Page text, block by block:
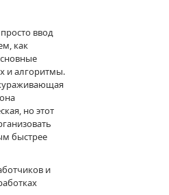
ввод
как
и алгоритмы.
но этот
быстрее
и